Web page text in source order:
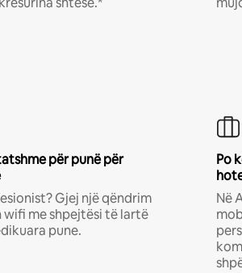
për punë për
Gjej një qëndrim
me shpejtësi të lartë
pune.
Po
Në